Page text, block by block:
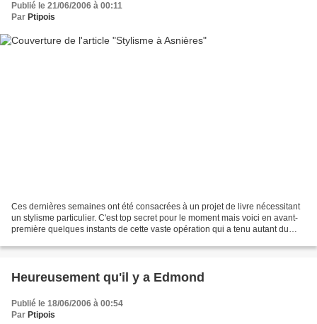
Publié le 21/06/2006 à 00:11
Par Ptipois
Ces dernières semaines ont été consacrées à un projet de livre nécessitant
un stylisme particulier. C'est top secret pour le moment mais voici en avant-
première quelques instants de cette vaste opération qui a tenu autant du
Heureusement qu'il y a Edmond
Publié le 18/06/2006 à 00:54
Par Ptipois